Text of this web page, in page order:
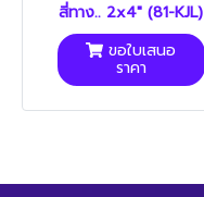
สี่ทาง.. 2x4" (81-KJL)
ขอใบเสนอ
ราคา